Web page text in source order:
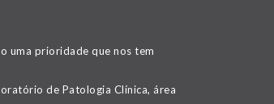
uma prioridade que nos tem
de Patologia Clínica, área